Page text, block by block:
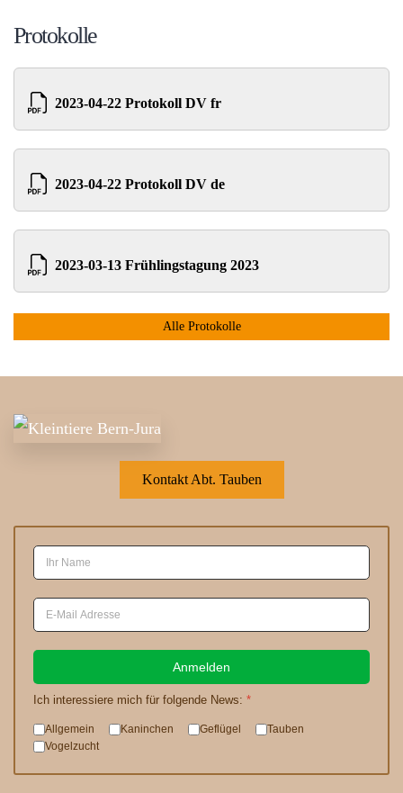
Protokolle
2023-04-22 Protokoll DV fr
2023-04-22 Protokoll DV de
2023-03-13 Frühlingstagung 2023
Alle Protokolle
Kontakt Abt. Tauben
Anmelden
Ich interessiere mich für folgende News: *
Allgemein Kaninchen Geflügel
Tauben
Vogelzucht